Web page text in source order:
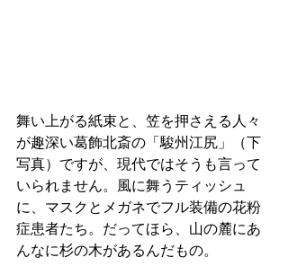
舞い上がる紙束と、笠を押さえる人々
が趣深い葛飾北斎の「駿州江尻」（下
写真）ですが、現代ではそうも言って
いられません。風に舞うティッシュ
に、マスクとメガネでフル装備の花粉
症患者たち。だってほら、山の麓にあ
んなに杉の木があるんだもの。